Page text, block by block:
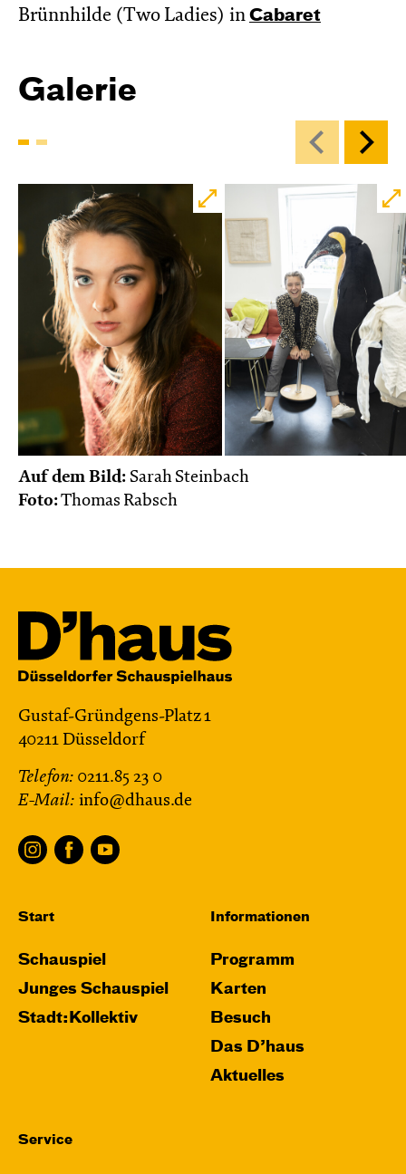
Brünnhilde (Two Ladies) in Cabaret
Galerie
Auf dem Bild: Sarah Steinbach
Foto:Thomas Rabsch
Gustaf-Gründgens-Platz 1
40211 Düsseldorf
Telefon: 0211.85 23 0
E-Mail: info@dhaus.de
Start
Schauspiel
Junges Schauspiel
Stadt:Kollektiv
Informationen
Programm
Karten
Besuch
Das D’haus
Aktuelles
Service